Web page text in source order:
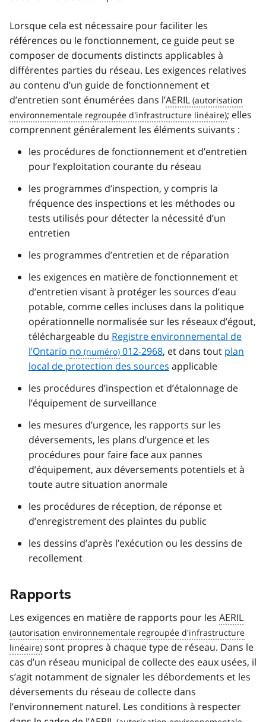
Lorsque cela est nécessaire pour faciliter les
références ou le fonctionnement, ce guide peut se
composer de documents distincts applicables à
différentes parties du réseau. Les exigences relatives
au contenu d’un guide de fonctionnement et
d’entretien sont énumérées dans l’AERIL
; elles
comprennent généralement les éléments suivants :
les procédures de fonctionnement et d’entretien
pour l’exploitation courante du réseau
les programmes d’inspection, y compris la
fréquence des inspections et les méthodes ou
tests utilisés pour détecter la nécessité d’un
entretien
les programmes d’entretien et de réparation
les exigences en matière de fonctionnement et
d’entretien visant à protéger les sources d’eau
potable, comme celles incluses dans la politique
opérationnelle normalisée sur les réseaux d’égout,
téléchargeable du Registre environnemental de
l’Ontario no 012-2968, et dans tout plan
local de protection des sources applicable
les procédures d’inspection et d’étalonnage de
l’équipement de surveillance
les mesures d’urgence, les rapports sur les
déversements, les plans d’urgence et les
procédures pour faire face aux pannes
d’équipement, aux déversements potentiels et à
toute autre situation anormale
les procédures de réception, de réponse et
d’enregistrement des plaintes du public
les dessins d’après l’exécution ou les dessins de
recollement
Rapports
Les exigences en matière de rapports pour les AERIL
sont propres à chaque type de réseau. Dans le
cas d’un réseau municipal de collecte des eaux usées, il
s’agit notamment de signaler les débordements et les
déversements du réseau de collecte dans
l’environnement naturel. Les conditions à respecter